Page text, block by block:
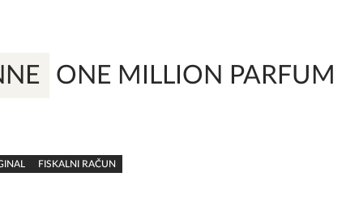
ONE MILLION PARFUM
FISKALNI RAČUN